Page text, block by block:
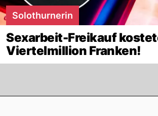
Solothurnerin
Sexarbeit-Freikauf
Viertelmillion Franken!